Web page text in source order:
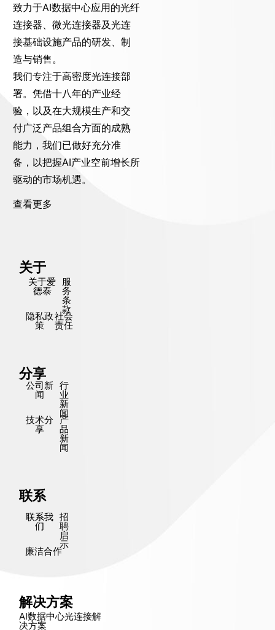
致力于AI数据中心应用的光纤
连接器、微光连接器及光连
接基础设施产品的研发、制
造与销售。
我们专注于高密度光连接部
署。凭借十八年的产业经
验，以及在大规模生产和交
付广泛产品组合方面的成熟
能力，我们已做好充分准
备，以把握AI产业空前增长所
驱动的市场机遇。
查看更多
关于
关于爱
德泰
服
务
条
款
隐私政
策
社会
责任
分享
公司新
闻
行
业
新
闻
技术分
享
产
品
新
闻
联系
联系我
们
招
聘
启
示
廉洁合作
解决方案
AI数据中心光连接解
决方​​案